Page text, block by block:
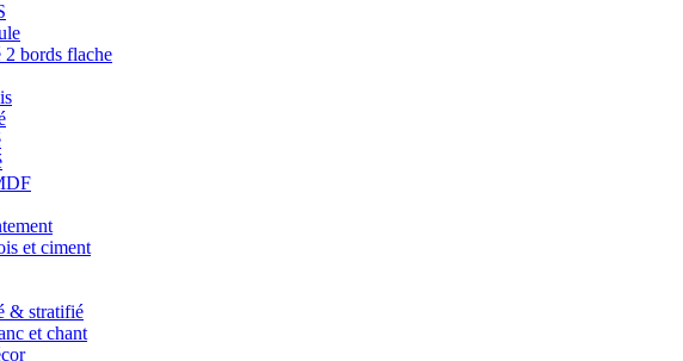
2 bords flache
et ciment
& stratifié
et chant